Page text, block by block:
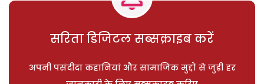
सरिता डिजिटल सब्सक्राइब करें
अपनी पसंदीदा कहानियां और सामाजिक मुद्दों से जुड़ी हर